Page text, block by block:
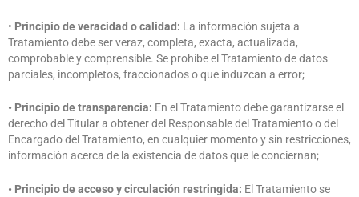
• Principio de veracidad o calidad: La información sujeta a
Tratamiento debe ser veraz, completa, exacta, actualizada,
comprobable y comprensible. Se prohíbe el Tratamiento de datos
parciales, incompletos, fraccionados o que induzcan a error;
• Principio de transparencia: En el Tratamiento debe garantizarse el
derecho del Titular a obtener del Responsable del Tratamiento o del
Encargado del Tratamiento, en cualquier momento y sin restricciones,
información acerca de la existencia de datos que le conciernan;
• Principio de acceso y circulación restringida: El Tratamiento se